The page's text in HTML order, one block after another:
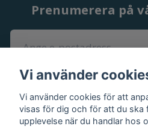
Prenumerera på
Vi använder
Vi använder cookies för att
visas för dig och för att du ska
upplevelse när du handlar hos